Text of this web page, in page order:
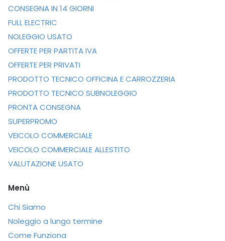
CONSEGNA IN 14 GIORNI
FULL ELECTRIC
NOLEGGIO USATO
OFFERTE PER PARTITA IVA
OFFERTE PER PRIVATI
PRODOTTO TECNICO OFFICINA E CARROZZERIA
PRODOTTO TECNICO SUBNOLEGGIO
PRONTA CONSEGNA
SUPERPROMO
VEICOLO COMMERCIALE
VEICOLO COMMERCIALE ALLESTITO
VALUTAZIONE USATO
Menù
Chi Siamo
Noleggio a lungo termine
Come Funziona